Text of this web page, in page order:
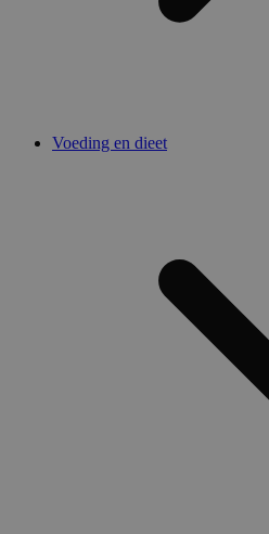
Voeding en dieet